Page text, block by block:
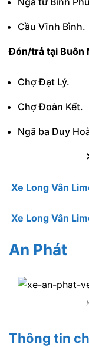
Cầu Vĩnh Bình.
Đón/trả tại Buôn
Chợ Đạt Lý.
Chợ Đoàn Kết.
Ngã ba Duy
Xe Long Vân
Xe Long Vân
An Phát
Thông tin